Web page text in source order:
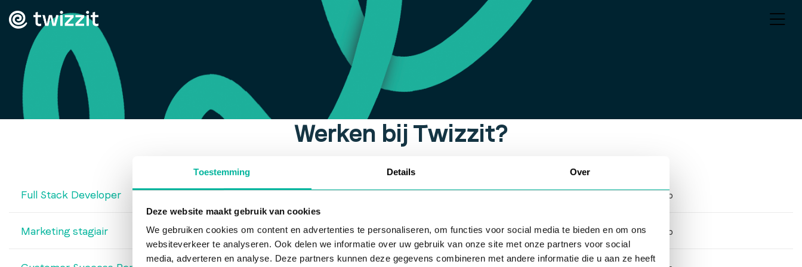
Toestemming Details Over
Deze website maakt gebruik van cookies
We gebruiken cookies om content en advertenties te personaliseren, om functies voor social media te bieden en om ons
websiteverkeer te analyseren. Ook delen we informatie over uw gebruik van onze site met onze partners voor social
media, adverteren en analyse. Deze partners kunnen deze gegevens combineren met andere informatie die u aan ze heeft
Werken bij Twizzit?
Full Stack Developer Antwerp
Marketing stagiair Full-time Antwerp